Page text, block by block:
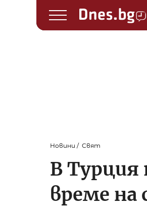
Новини Свят
В Турция
време